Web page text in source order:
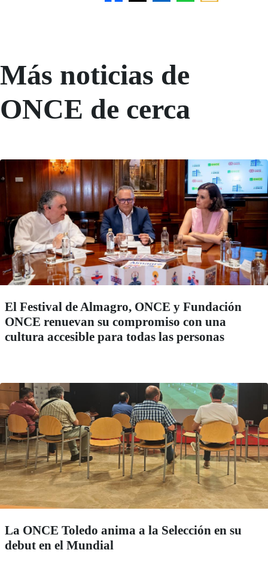
Más noticias de
ONCE de cerca
El Festival de Almagro, ONCE y Fundación
ONCE renuevan su compromiso con una
cultura accesible para todas las personas
La ONCE Toledo anima a la Selección en su
debut en el Mundial